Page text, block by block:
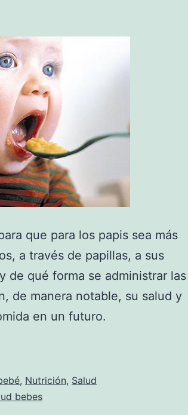
que para los papis sea más
a través de papillas, a sus
de qué forma se administrar las
de manera notable, su salud y
en un futuro.
, Nutrición, Salud
bebes